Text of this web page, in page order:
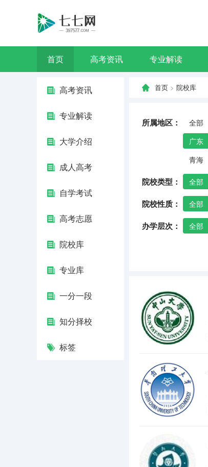
首页 高考资讯 专业解读
高考资讯
专业解读
大学介绍
成人高考
自学考试
高考志愿
院校库
专业库
一分一段
知分择校
标签
首页 > 院校库
所属地区： 全部
广东
青海
院校类型： 全部
院校性质： 全部
办学层次： 全部